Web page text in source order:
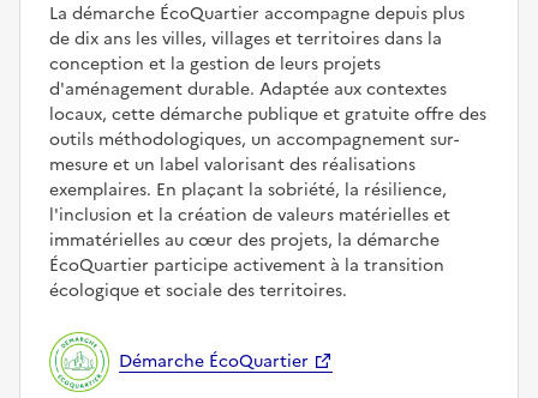
La démarche ÉcoQuartier accompagne depuis plus
de dix ans les villes, villages et territoires dans la
conception et la gestion de leurs projets
d'aménagement durable. Adaptée aux contextes
locaux, cette démarche publique et gratuite offre des
outils méthodologiques, un accompagnement sur-
mesure et un label valorisant des réalisations
exemplaires. En plaçant la sobriété, la résilience,
l'inclusion et la création de valeurs matérielles et
immatérielles au cœur des projets, la démarche
ÉcoQuartier participe activement à la transition
écologique et sociale des territoires.
Démarche ÉcoQuartier